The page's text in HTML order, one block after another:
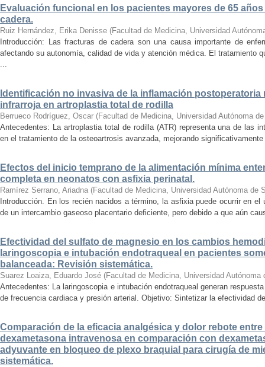
Evaluación funcional en los pacientes mayores de 65
cadera.
Ruiz Hernández, Erika Denisse (Facultad de Medicina, Universidad
Introducción: Las fracturas de cadera son una causa importante de
afectando su autonomía, calidad de vida y atención médica. El tratamiento
...
Identificación no invasiva de la inflamación postoperatoria
infrarroja en artroplastia total de rodilla
Berrueco Rodríguez, Oscar (Facultad de Medicina, Universidad Autónoma
Antecedentes: La artroplastia total de rodilla (ATR) representa una de las
en el tratamiento de la osteoartrosis avanzada, mejorando
Efectos del inicio temprano de la alimentación mínima
completa en neonatos con asfixia perinatal.
Ramírez Serrano, Ariadna (Facultad de Medicina, Universidad Autónoma de
Introducción. En los recién nacidos a término, la asfixia puede ocurrir en
de un intercambio gaseoso placentario deficiente, pero debido a que aún
Efectividad del sulfato de magnesio en los cambios
laringoscopia e intubación endotraqueal en pacientes
balanceada: Revisión sistemática.
Suarez Loaiza, Eduardo José (Facultad de Medicina, Universidad
Antecedentes: La laringoscopia e intubación endotraqueal generan
de frecuencia cardiaca y presión arterial. Objetivo: Sintetizar la efectividad
Comparación de la eficacia analgésica y dolor rebote
dexametasona intravenosa en comparación con
adyuvante en bloqueo de plexo braquial para cirugía de
sistemática.